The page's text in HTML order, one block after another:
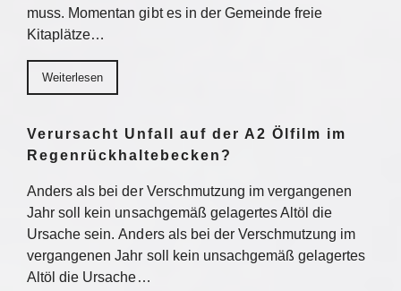
muss. Momentan gibt es in der Gemeinde freie
Kitaplätze…
Weiterlesen
Verursacht Unfall auf der A2 Ölfilm im
Regenrückhaltebecken?
Anders als bei der Verschmutzung im vergangenen
Jahr soll kein unsachgemäß gelagertes Altöl die
Ursache sein. Anders als bei der Verschmutzung im
vergangenen Jahr soll kein unsachgemäß gelagertes
Altöl die Ursache…